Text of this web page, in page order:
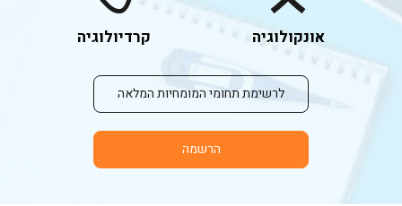
קרדיולוגיה אונקולוגיה
לרשימת תחומי המומחיות המלאה
הרשמה